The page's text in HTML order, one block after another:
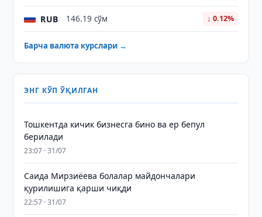
RUB 146.19 сўм ↓ 0.12%
Барча валюта курслари →
ЭНГ КЎП ЎҚИЛГАН
Тошкентда кичик бизнесга бино ва ер бепул
берилади
23:07 · 31/07
Саида Мирзиёева болалар майдончалари
қурилишига қарши чиқди
22:57 · 31/07